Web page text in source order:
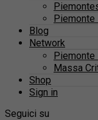
Piemonte
Blog
Network
Piemonte
Massa
Shop
Sign in
Seguici su